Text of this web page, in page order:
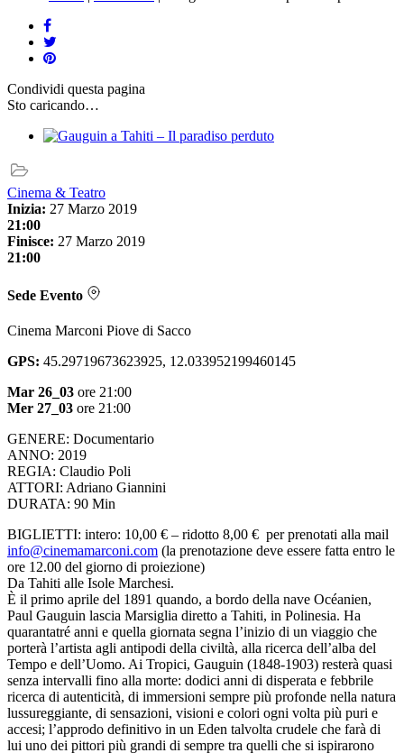
Condividi questa pagina
Sto caricando…
Cinema & Teatro
Inizia: 27 Marzo 2019
21:00
Finisce: 27 Marzo 2019
21:00
Sede Evento
Cinema Marconi Piove di Sacco
GPS: 45.29719673623925, 12.033952199460145
Mar 26_03 ore 21:00
Mer 27_03 ore 21:00
GENERE: Documentario
ANNO: 2019
REGIA: Claudio Poli
ATTORI: Adriano Giannini
DURATA: 90 Min
BIGLIETTI: intero: 10,00 € – ridotto 8,00 € per prenotati alla mail
info@cinemamarconi.com (la prenotazione deve essere fatta entro le
ore 12.00 del giorno di proiezione)
Da Tahiti alle Isole Marchesi.
È il primo aprile del 1891 quando, a bordo della nave Océanien,
Paul Gauguin lascia Marsiglia diretto a Tahiti, in Polinesia. Ha
quarantatré anni e quella giornata segna l’inizio di un viaggio che
porterà l’artista agli antipodi della civiltà, alla ricerca dell’alba del
Tempo e dell’Uomo. Ai Tropici, Gauguin (1848-1903) resterà quasi
senza intervalli fino alla morte: dodici anni di disperata e febbrile
ricerca di autenticità, di immersioni sempre più profonde nella natura
lussureggiante, di sensazioni, visioni e colori ogni volta più puri e
accesi; l’approdo definitivo in un Eden talvolta crudele che farà di
lui uno dei pittori più grandi di sempre tra quelli che si ispirarono